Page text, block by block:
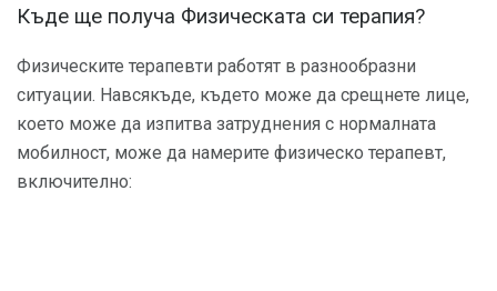
Къде ще получа Физическата си терапия?
Физическите терапевти работят в разнообразни
ситуации. Навсякъде, където може да срещнете лице,
което може да изпитва затруднения с нормалната
мобилност, може да намерите физическо терапевт,
включително: